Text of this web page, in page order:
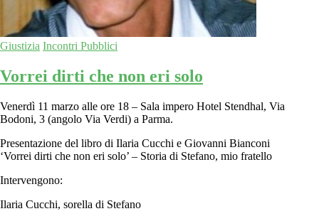
Giustizia Incontri Pubblici
Vorrei dirti che non eri solo
Venerdì 11 marzo alle ore 18 – Sala impero Hotel Stendhal, Via
Bodoni, 3 (angolo Via Verdi) a Parma.
Presentazione del libro di Ilaria Cucchi e Giovanni Bianconi
‘Vorrei dirti che non eri solo’ – Storia di Stefano, mio fratello
Intervengono:
Ilaria Cucchi, sorella di Stefano